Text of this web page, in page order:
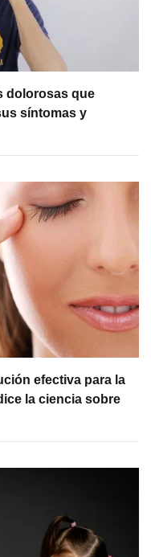
dolorosas que
síntomas y
efectiva para la
la ciencia sobre